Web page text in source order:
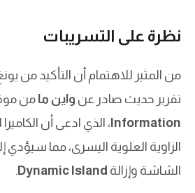
نظرة على التسريبات
من المثير للاهتمام أن التأكيد من
تقرير حديث صادر عن واين مامن
Information ، الذي ادعى أن
الزاوية العلوية اليسرى، مما
الشاشة وإزالة Dynamic Island
.